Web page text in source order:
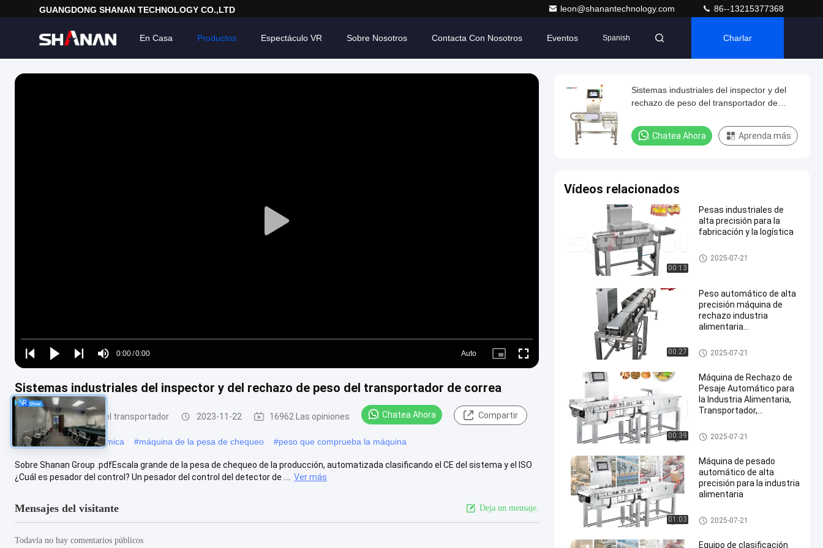
GUANGDONG SHANAN TECHNOLOGY CO.,LTD leon@shanantechnology.com 86--13215377368
En Casa Productos Espectáculo VR Sobre Nosotros Contacta Con Nosotros Eventos Spanish Charlar
Play
Play
Play
Play
Mute
Time
0:00/0:00
Loaded:
0%
Auto
Picture- Fullscreen
Sistemas industriales del inspector y del rechazo de peso del transportador de correa
Inspector de peso del transportador 2023-11-22 16962 Las opiniones Chatea Ahora Compartir
# pesa de chequeo dinámica #máquina de la pesa de chequeo #peso que comprueba la máquina
Sobre Shanan Group .pdfEscala grande de la pesa de chequeo de la producción, automatizada clasificando el CE del sistema y el ISO
¿Cuál es pesador del control? Un pesador del control del detector de ....
Ver más
Mensajes del visitante Deja un mensaje.
Todavía no hay comentarios públicos
Sistemas industriales del inspector y del
rechazo de peso del transportador de
Chatea Ahora Aprenda más
Vídeos relacionados
00:13
Pesas industriales de
alta precisión para la
fabricación y la logística
Inspector de peso del transpor
tador
2025-07-21
00:27
Peso automático de alta
precisión máquina de
rechazo industria
alimentaria
farmacéutico
Inspector de peso del transpor
tador
2025-07-21
00:39
Máquina de Rechazo de
Pesaje Automático para
la Industria Alimentaria,
Transportador,
Clasificadora de Peso de
300g-30kg
Inspector de peso del transpor
tador
2025-07-21
01:03
Máquina de pesado
automático de alta
precisión para la industria
alimentaria
Inspector de peso del transpor
tador
2025-07-21
Equipo de clasificación